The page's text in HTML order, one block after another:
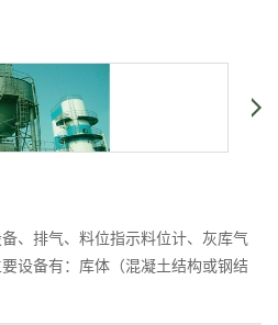
、排气、料位指示料位计、灰库气
设备有：库体（混凝土结构或钢结